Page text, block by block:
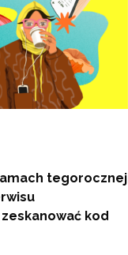
tegorocznej
kod